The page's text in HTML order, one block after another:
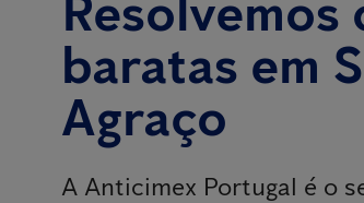
baratas em
Agraço
A Anticimex Portugal é o